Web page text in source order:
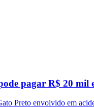
pagar R$ 20 mil
Preto envolvido em